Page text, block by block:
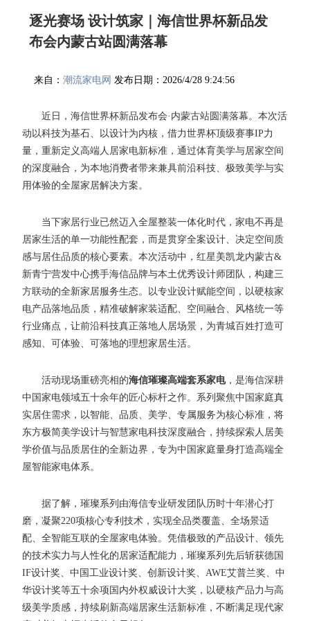
逐光赛场 设计筑家｜海信世界杯新品发
布会内蒙古站圆满落幕
来自：潮流家电网 发布日期：2026/4/28 9:24:56
近日，海信世界杯新品发布会·内蒙古站圆满落幕。本次活
动以科技为基石、以设计为内核，借力世界杯顶级赛事IP力
量，重新定义高端人居家电新标准，通过体育美学与居家空间
的深度融合，为本地消费者带来兼具前沿科技、极致美学与实
用体验的全屋家居解决方案。
当下家居行业已然迈入全屋整装一体化时代，家电不再是
居家生活的单一功能性配套，而是贯穿全案设计、决定空间质
感与居住品质的核心要素。本次活动中，红星美凯龙内蒙古&
新青宁营发中心携手海信品牌与本土优秀设计师团队，构建三
方联动的全新家居服务生态。以专业设计赋能空间，以硬核家
电产品落地品质，精准破解家装适配、空间融合、风格统一等
行业痛点，让前沿科技真正落地人居场景，为青城百姓打造可
感知、可体验、可落地的理想家居生活。
活动现场重磅亮相的海信璀璨高端套系家电，是海信深耕
中国家电领域五十余年的匠心标杆之作。系列聚焦中国家庭真
实居住需求，以智能、品质、美学、专属服务为核心标准，将
东方极简美学设计与智慧家电科技深度融合，持续探索人居美
学价值与品质居住的全新边界，专为中国家庭量身打造高端全
屋智能家电体系。
据了解，璀璨系列由海信专业研发团队历时十年潜心打
磨，凝聚220项核心专利技术，实现全品类覆盖、全场景适
配、全智能互联的全屋家电体验。凭借极致的产品设计、领先
的技术实力与人性化的居家适配能力，璀璨系列先后斩获德国
IF设计奖、中国工业设计奖、创新设计奖、AWE艾普兰奖、中
华设计奖等五十余项国内外权威设计大奖，以硬核产品力与高
级美学质感，持续刷新高端居家生活新标准，不断满足现代家